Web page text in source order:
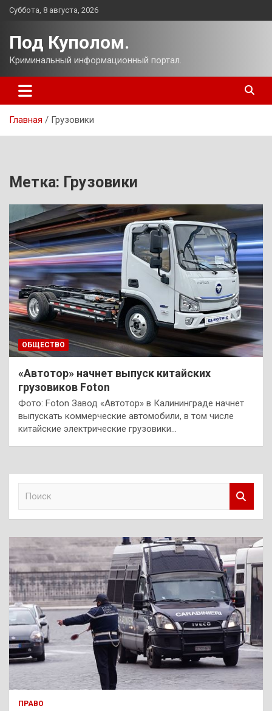
Перейти
Суббота, 8 августа, 2026
Под Куполом.
Криминальный информационный портал.
Главная Грузовики
Метка: Грузовики
ОБЩЕСТВО
«Автотор» начнет выпуск китайских
грузовиков Foton
Фото: Foton Завод «Автотор» в Калининграде начнет
выпускать коммерческие автомобили, в том числе
китайские электрические грузовики…
к
ПРАВО